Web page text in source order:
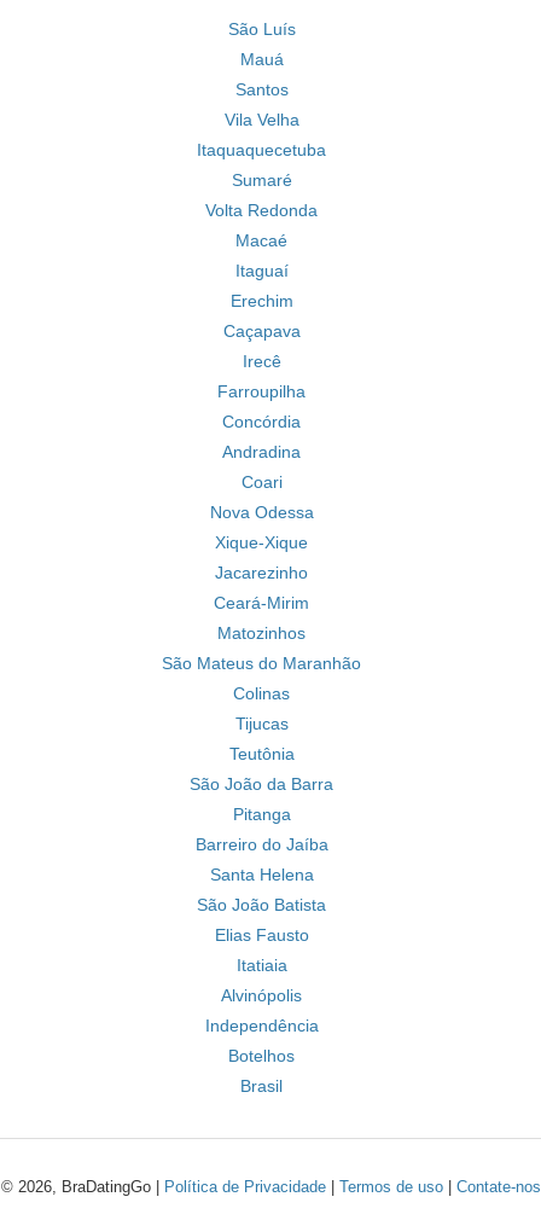
São Luís
Mauá
Santos
Vila Velha
Itaquaquecetuba
Sumaré
Volta Redonda
Macaé
Itaguaí
Erechim
Caçapava
Irecê
Farroupilha
Concórdia
Andradina
Coari
Nova Odessa
Xique-Xique
Jacarezinho
Ceará-Mirim
Matozinhos
São Mateus do Maranhão
Colinas
Tijucas
Teutônia
São João da Barra
Pitanga
Barreiro do Jaíba
Santa Helena
São João Batista
Elias Fausto
Itatiaia
Alvinópolis
Independência
Botelhos
Brasil
© 2026, BraDatingGo | Política de Privacidade| Termos de uso| Contate-nos